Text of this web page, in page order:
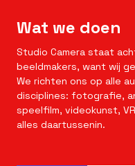
Wat we doen
Studio Camera staat
beeldmakers, want wij
We richten ons op alle
disciplines: fotografie,
speelfilm, videokunst,
alles daartussenin.